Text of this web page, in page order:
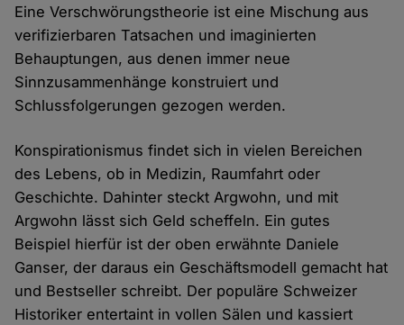
Eine Verschwörungstheorie ist eine Mischung aus
verifizierbaren Tatsachen und imaginierten
Behauptungen, aus denen immer neue
Sinnzusammenhänge konstruiert und
Schlussfolgerungen gezogen werden.
Konspirationismus findet sich in vielen Bereichen
des Lebens, ob in Medizin, Raumfahrt oder
Geschichte. Dahinter steckt Argwohn, und mit
Argwohn lässt sich Geld scheffeln. Ein gutes
Beispiel hierfür ist der oben erwähnte Daniele
Ganser, der daraus ein Geschäftsmodell gemacht hat
und Bestseller schreibt. Der populäre Schweizer
Historiker entertaint in vollen Sälen und kassiert